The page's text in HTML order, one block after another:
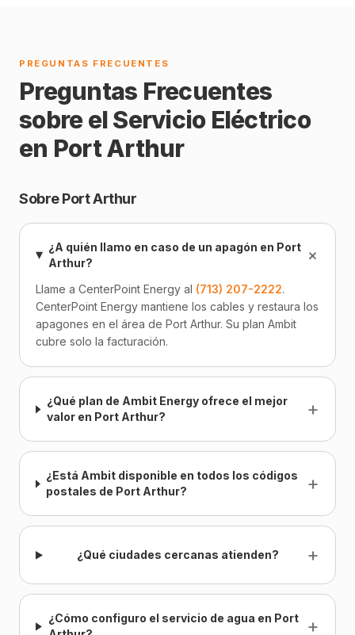
PREGUNTAS FRECUENTES
Preguntas Frecuentes
sobre el Servicio Eléctrico
en Port Arthur
Sobre Port Arthur
¿A quién llamo en caso de un apagón en Port
Arthur?
+
Llame a CenterPoint Energy al (713) 207-2222.
CenterPoint Energy mantiene los cables y restaura los
apagones en el área de Port Arthur. Su plan Ambit
cubre solo la facturación.
¿Qué plan de Ambit Energy ofrece el mejor
valor en Port Arthur?
+
¿Está Ambit disponible en todos los códigos
postales de Port Arthur?
+
¿Qué ciudades cercanas atienden? +
¿Cómo configuro el servicio de agua en Port
+